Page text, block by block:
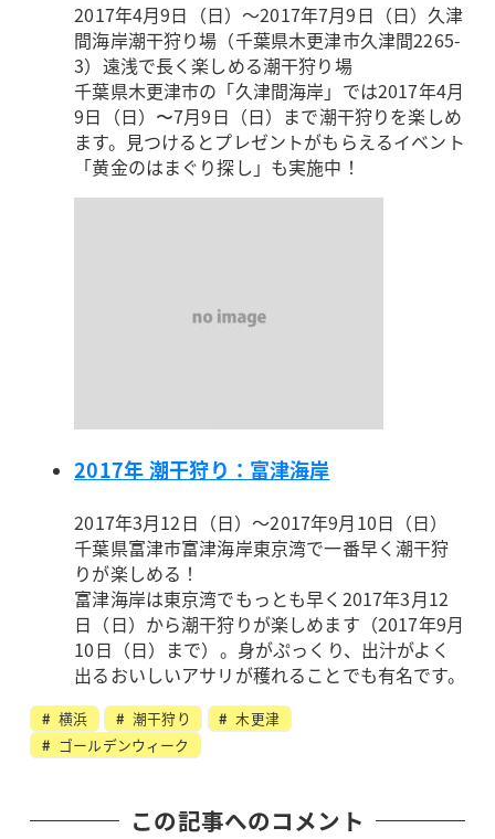
2017年4月9日（日）～2017年7月9日（日）久津
間海岸潮干狩り場（千葉県木更津市久津間2265-
3） 遠浅で長く楽しめる潮干狩り場
千葉県木更津市の「久津間海岸」では2017年4月
9日（日）〜7月9日（日）まで潮干狩りを楽しめ
ます。見つけるとプレゼントがもらえるイベント
「黄金のはまぐり探し」も実施中！
2017年 潮干狩り：富津海岸
2017年3月12日（日）～2017年9月10日（日）
千葉県富津市富津海岸東京湾で一番早く潮干狩
りが楽しめる！
富津海岸は東京湾でもっとも早く2017年3月12
日（日）から潮干狩りが楽しめます（2017年9月
10日（日）まで）。身がぷっくり、出汁がよく
出るおいしいアサリが穫れることでも有名です。
横浜 潮干狩り
木更津
ゴールデンウィーク
この記事へのコメント